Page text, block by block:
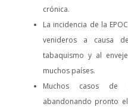
crónica.
La incidencia de la
venideros a causa
tabaquismo y al
muchos países.
Muchos casos de
abandonando pronto